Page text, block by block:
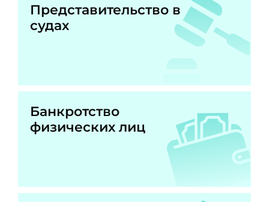
Представительство в
судах
Банкротство
физических лиц